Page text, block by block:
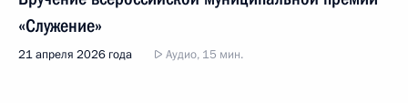
«Служение»
21 апреля 2026 года Аудио, 15 мин.